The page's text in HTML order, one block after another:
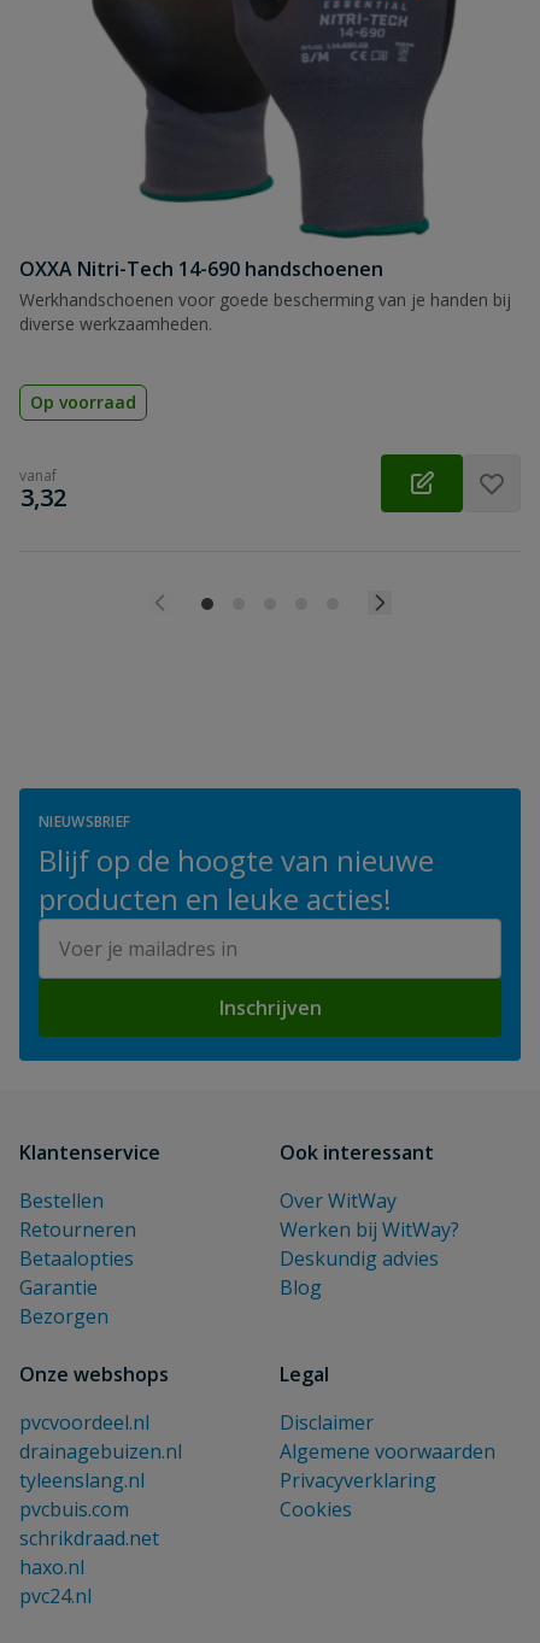
OXXA Nitri-Tech 14-690 handschoenen
Werkhandschoenen voor goede bescherming van je handen bij
diverse werkzaamheden.
Op voorraad
vanaf
€
3,32
NIEUWSBRIEF
Blijf op de hoogte van nieuwe
producten en leuke acties!
Inschrijven
Klantenservice
Bestellen
Retourneren
Betaalopties
Garantie
Bezorgen
Ook interessant
Over WitWay
Werken bij WitWay?
Deskundig advies
Blog
Onze webshops
pvcvoordeel.nl
drainagebuizen.nl
tyleenslang.nl
pvcbuis.com
schrikdraad.net
haxo.nl
pvc24.nl
Legal
Disclaimer
Algemene voorwaarden
Privacyverklaring
Cookies